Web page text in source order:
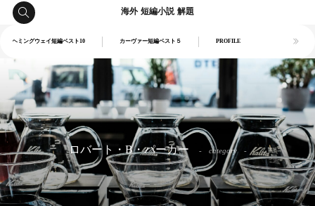
海外 短編小説 解題
ヘミングウェイ短編ベスト10 カーヴァー短編ベスト５ PROFILE
ロバート・B・パーカー category